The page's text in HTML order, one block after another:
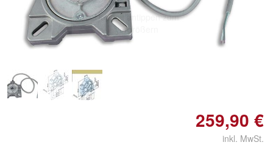
Doppelt antippen zum
vergrößern
259,90 €
inkl. MwSt.